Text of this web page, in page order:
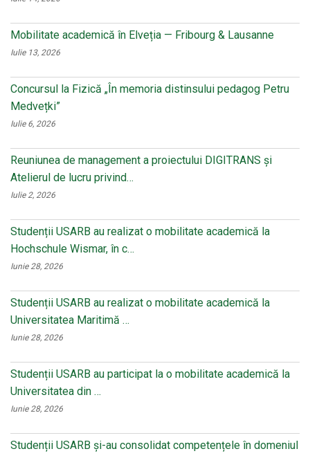
Mobilitate academică în Elveția — Fribourg & Lausanne
Iulie 13, 2026
Concursul la Fizică „În memoria distinsului pedagog Petru
Medvețki”
Iulie 6, 2026
Reuniunea de management a proiectului DIGITRANS și
Atelierul de lucru privind…
Iulie 2, 2026
Studenții USARB au realizat o mobilitate academică la
Hochschule Wismar, în c…
Iunie 28, 2026
Studenții USARB au realizat o mobilitate academică la
Universitatea Maritimă …
Iunie 28, 2026
Studenții USARB au participat la o mobilitate academică la
Universitatea din …
Iunie 28, 2026
Studenții USARB și-au consolidat competențele în domeniul